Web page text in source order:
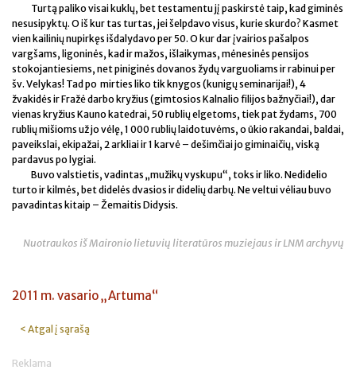
Turtą paliko visai kuklų, bet testamentu jį paskirstė taip, kad giminės
nesusipyktų. O iš kur tas turtas, jei šelpdavo visus, kurie skurdo? Kasmet
vien kailinių nupirkęs išdalydavo per 50. O kur dar įvairios pašalpos
vargšams, ligoninės, kad ir mažos, išlaikymas, mėnesinės pensijos
stokojantiesiems, net piniginės dovanos žydų varguoliams ir rabinui per
šv. Velykas! Tad po mirties liko tik knygos (kunigų seminarijai!), 4
žvakidės ir Fražė darbo kryžius (gimtosios Kalnalio filijos bažnyčiai!), dar
vienas kryžius Kauno katedrai, 50 rublių elgetoms, tiek pat žydams, 700
rublių mišioms už jo vėlę, 1 000 rublių laidotuvėms, o ūkio rakandai, baldai,
paveikslai, ekipažai, 2 arkliai ir 1 karvė – dešimčiai jo giminaičių, viską
pardavus po lygiai.
Buvo valstietis, vadintas „mužikų vyskupu“, toks ir liko. Nedidelio
turto ir kilmės, bet didelės dvasios ir didelių darbų. Ne veltui vėliau buvo
pavadintas kitaip – Žemaitis Didysis.
Nuotraukos iš Maironio lietuvių literatūros muziejaus ir LNM archyvų
2011 m. vasario „Artuma“
< Atgal į sąrašą
Reklama